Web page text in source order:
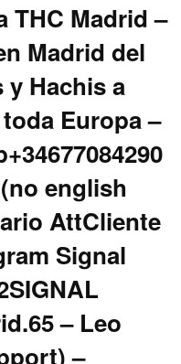
THC Madrid –
Madrid del
y Hachis a
Europa –
english
AttCliente
Signal
– Leo
–